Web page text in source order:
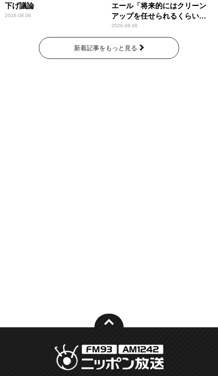
下げ議論
2026.08.06
エール「将来的にはクリーン
アップを任せられるくらいま
では成長して」
2026.08.06
新着記事をもっと見る